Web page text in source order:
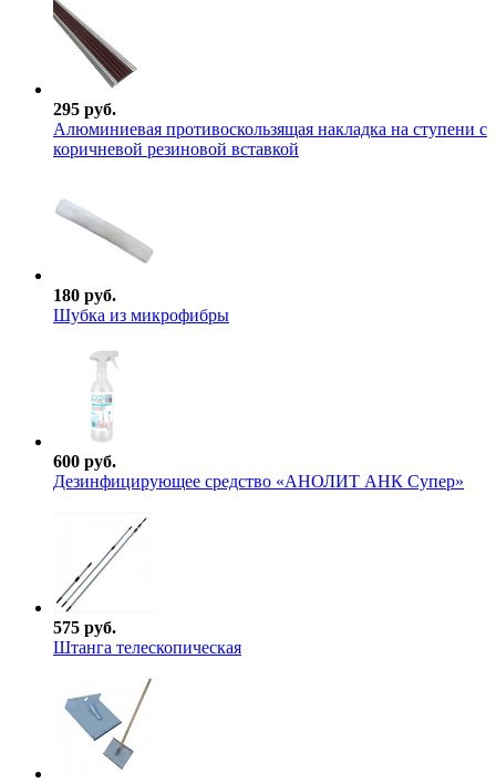
295 руб.
Алюминиевая противоскользящая накладка на ступени с
коричневой резиновой вставкой
180 руб.
Шубка из микрофибры
600 руб.
Дезинфицирующее средство «АНОЛИТ АНК Супер»
575 руб.
Штанга телескопическая